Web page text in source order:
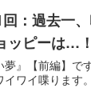
：過去一
ッピーは…
』【前編】で
ワイ喋ります。